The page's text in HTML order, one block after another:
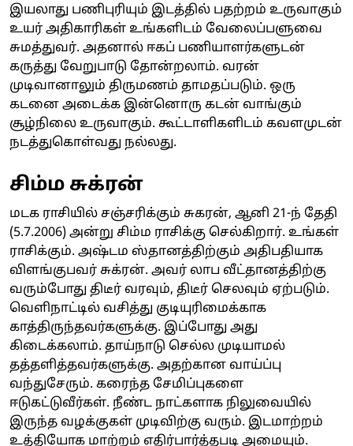
இயலாது பணிபுரியும் இடத்தில் பதற்றம் உருவாகும்
உயர் அதிகாரிகள் உங்களிடம் வேலைப்பளுவை
சுமத்துவர். அதனால் ஈகப் பணியாளர்களுடன்
கருத்து வேறுபாடு தோன்றலாம். வரன்
முடிவானாலும் திருமணம் தாமதப்படும். ஒரு
கடனை அடைக்க இன்னொரு கடன் வாங்கும்
சூழ்நிலை உருவாகும். கூட்டாளிகளிடம் கவளமுடன்
நடத்துகொள்வது நல்லது.
சிம்ம சுக்ரன்
மடக ராசியில் சஞ்சரிக்கும் சுகரன், ஆனி 21-ந் தேதி
(5.7.2006) அன்று சிம்ம ராசிக்கு செல்கிறார். உங்கள்
ராசிக்கும். அஷ்டம ஸ்தானத்திற்கும் அதிபதியாக
விளங்குபவர் சுக்ரன். அவர் லாப வீட்தானத்திற்கு
வரும்போது திடீர் வரவும், திடீர் செலவும் ஏற்படும்.
வெளிநாட்டில் வசித்து குடியுரிமைக்காக
காத்திருந்தவர்களுக்கு. இப்போது அது
கிடைக்கலாம். தாய்நாடு செல்ல முடியாமல்
தத்தளித்தவர்களுக்கு. அதற்கான வாய்ப்பு
வந்துசேரும். கரைந்த சேமிப்புகளை
ஈடுகட்டுவீர்கள். நீண்ட நாட்களாக நிலுவையில்
இருந்த வழக்குகள் முடிவிற்கு வரும். இடமாற்றம்
உத்தியோக மாற்றம் எதிர்பார்த்தபடி அமையும்.